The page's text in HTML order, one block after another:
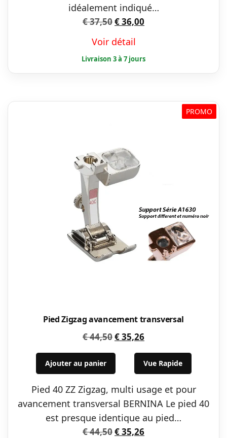
idéalement indiqué…
€37,50Le
initial
était :
€ 37,50.
€36,00
est :
€ 36,00.
Voir détail
PROMO
Pied Zigzag avancement transversal
€44,50Le
était :
€ 44,50.
€35,26Le
actuel
est :
€ 35,26.
Ajouter au panier Vue Rapide
Pied 40 ZZ Zigzag, multi usage et pour
avancement transversal BERNINA Le pied 40
est presque identique au pied…
€44,50Le
€35,26Le